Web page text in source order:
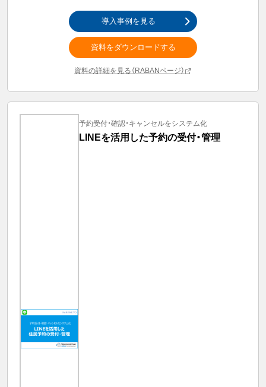
導入事例を見る
資料をダウンロードする
資料の詳細を見る（RABANページ）
予約受付・確認・キャンセルをシステム化
LINEを活用した予約の受付・管理